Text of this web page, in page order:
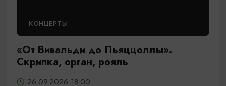
КОНЦЕРТЫ
«От Вивальди до Пьяццоллы».
Скрипка, орган, рояль
26.09.2026 18:00